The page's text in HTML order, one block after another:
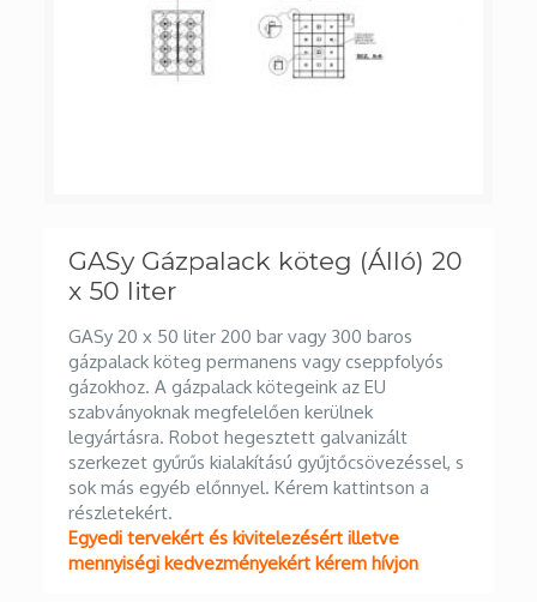
GASy 20 x 50 liter 200 bar vagy 300 baros
gázpalack köteg permanens vagy cseppfolyós
gázokhoz. A gázpalack kötegeink az EU
szabványoknak megfelelően kerülnek
legyártásra. Robot hegesztett galvanizált
szerkezet gyűrűs kialakítású gyűjtőcsövezéssel, s
sok más egyéb előnnyel. Kérem kattintson a
részletekért.
Egyedi tervekért és kivitelezésért illetve
mennyiségi kedvezményekért kérem hívjon